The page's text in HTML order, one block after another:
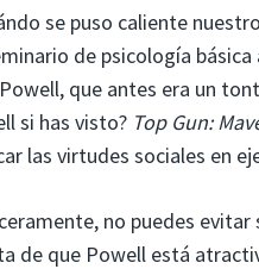
se puso caliente
de psicología
que antes era un
si has visto? Top Gun:
las virtudes sociales en
no puedes
de que Powell está